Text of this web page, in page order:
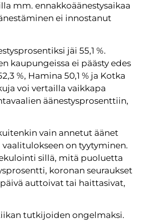
mm. ennakkoäänestysaikaa
ei innostanut
jäi 55,1 %.
kaupungeissa ei päästy edes
%, Hamina 50,1 % ja Kotka
voi vertailla vaikkapa
äänestysprosenttiin,
vain annetut äänet
vaalitulokseen on tyytyminen.
sillä, mitä puoluetta
koronan seuraukset
auttoivat tai haittasivat,
tutkijoiden ongelmaksi.